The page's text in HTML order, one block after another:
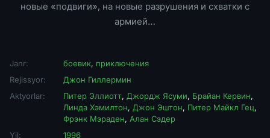
новые «подвиги», на новые разрушения и схватки с
армией…
Janr: боевик, приключения
Rejissyor:
Джон Гиллермин
Aktyorlar:
Питер Эллиотт, Джордж Ясуми, Брайан Кервин,
Линда Хэмилтон, Джон Эштон, Питер Майкл Гец,
Фрэнк Мэраден, Алан Сэдер
Yil:
1996